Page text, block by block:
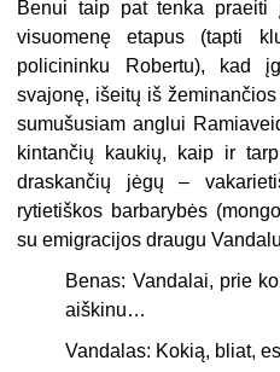
Benui taip pat tenka praeiti
visuomenę etapus (tapti
policininku Robertu), kad
svajonę, išeitų iš žeminančios
sumušusiam anglui
kintančių kaukių, kaip ir
draskančių jėgų –
rytietiškos barbarybės
su emigracijos draugu
Benas: Vandalai, prie
aiškinu…
Vandalas: Kokią, bliat,